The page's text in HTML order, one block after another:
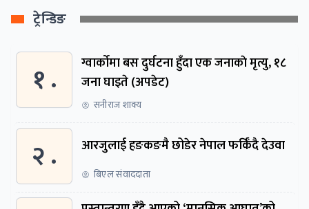
ट्रेन्डिङ
१ .
ग्वार्काेमा बस दुर्घटना हुँदा एक जनाकाे मृत्यु, १८
जना घाइते (अपडेट)
सनीराज शाक्य
२ . आरजुलाई हङकङमै छोडेर नेपाल फर्किँदै देउवा
बिएल संवाददाता